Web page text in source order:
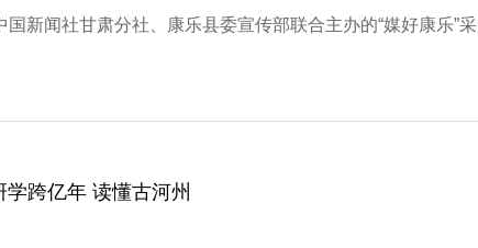
新闻社甘肃分社、康乐县委宣传部联合主办的“媒好康乐”
学跨亿年 读懂古河州